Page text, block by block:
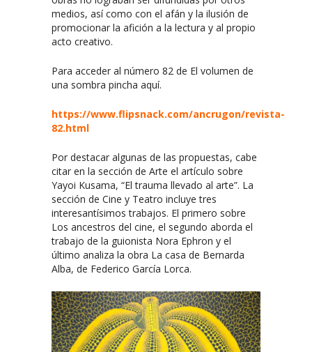
medios, así como con el afán y la ilusión de
promocionar la afición a la lectura y al propio
acto creativo.
Para acceder al número 82 de El volumen de
una sombra pincha aquí.
https://www.flipsnack.com/ancrugon/revista-
82.html
Por destacar algunas de las propuestas, cabe
citar en la sección de Arte el artículo sobre
Yayoi Kusama, “El trauma llevado al arte”. La
sección de Cine y Teatro incluye tres
interesantísimos trabajos. El primero sobre
Los ancestros del cine, el segundo aborda el
trabajo de la guionista Nora Ephron y el
último analiza la obra La casa de Bernarda
Alba, de Federico García Lorca.